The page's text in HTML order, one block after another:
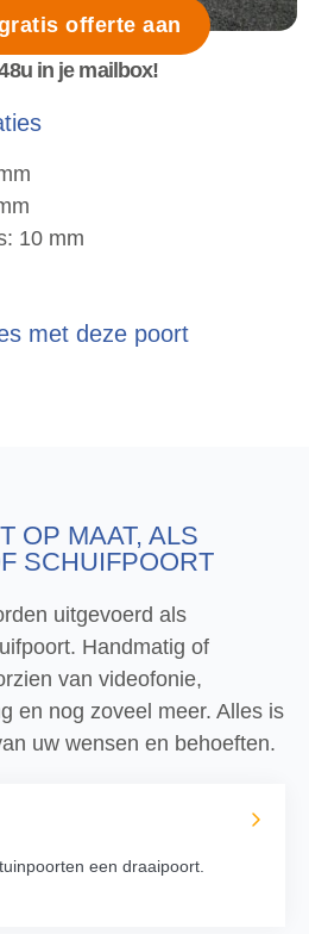
offerte aan
in je mailbox!
10 mm
met deze poort
OP MAAT, ALS
SCHUIFPOORT
uitgevoerd als
Handmatig of
van videofonie,
en nog zoveel meer. Alles is
uw wensen en behoeften.
een draaipoort.